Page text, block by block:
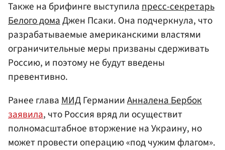
Также на брифинге выступилапресс-секретарь
Белого домаДжен Псаки. Она подчеркнула, что
разрабатываемые американскими властями
ограничительные меры призваны сдерживать
Россию, и поэтому не будут введены
превентивно.
Ранее главаМИДГерманииАнналена Бербок
заявила, что Россия вряд ли осуществит
полномасштабное вторжение на Украину, но
может провести операцию «под чужим флагом».